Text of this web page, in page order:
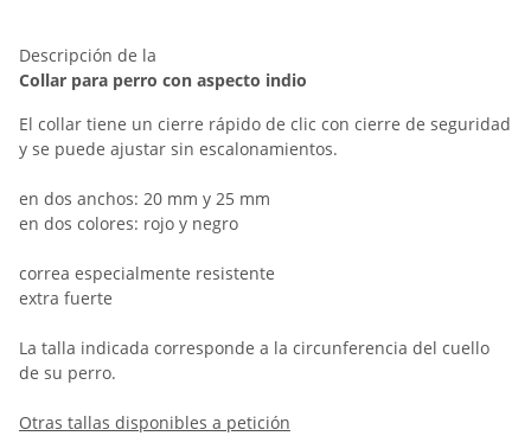
Descripción de la
Collar para perro con aspecto indio
El collar tiene un cierre rápido de clic con cierre de seguridad
y se puede ajustar sin escalonamientos.
en dos anchos: 20 mm y 25 mm
en dos colores: rojo y negro
correa especialmente resistente
extra fuerte
La talla indicada corresponde a la circunferencia del cuello
de su perro.
Otras tallas disponibles a petición